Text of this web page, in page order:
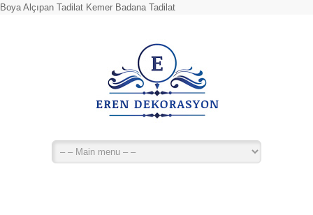
Boya Alçıpan Tadilat Kemer Badana Tadilat